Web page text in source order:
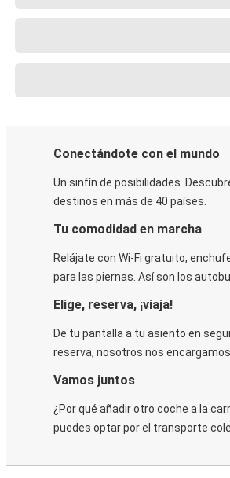
Conectándote con el mundo
Un sinfín de posibilidades.
destinos en más de 40 países.
Tu comodidad en marcha
Relájate con Wi-Fi gratuito,
para las piernas. Así son los
Elige, reserva, ¡viaja!
De tu pantalla a tu asiento en
reserva, nosotros nos
Vamos juntos
¿Por qué añadir otro coche a la
puedes optar por el transporte